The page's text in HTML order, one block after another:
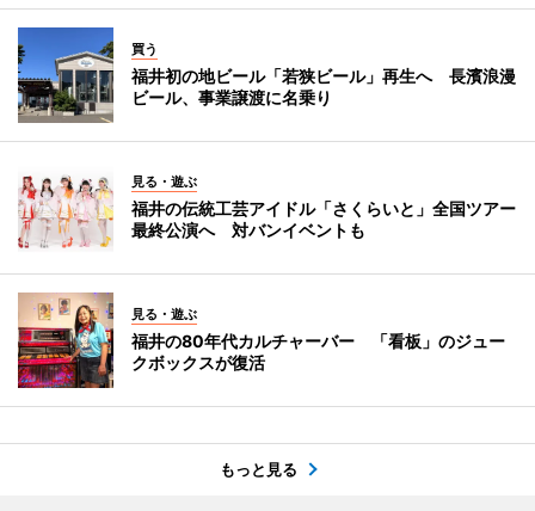
買う
福井初の地ビール「若狭ビール」再生へ 長濱浪漫
ビール、事業譲渡に名乗り
見る・遊ぶ
福井の伝統工芸アイドル「さくらいと」全国ツアー
最終公演へ 対バンイベントも
見る・遊ぶ
福井の80年代カルチャーバー 「看板」のジュー
クボックスが復活
もっと見る